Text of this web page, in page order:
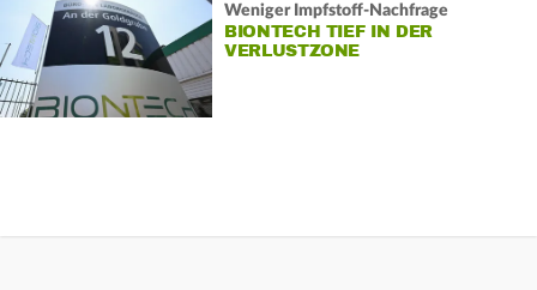
Weniger Impfstoff-Nachfrage
BIONTECH TIEF IN DER
VERLUSTZONE